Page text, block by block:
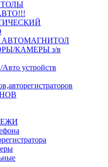
АВТОМАГНИТОЛ
КАМЕРЫ з/в
устройств